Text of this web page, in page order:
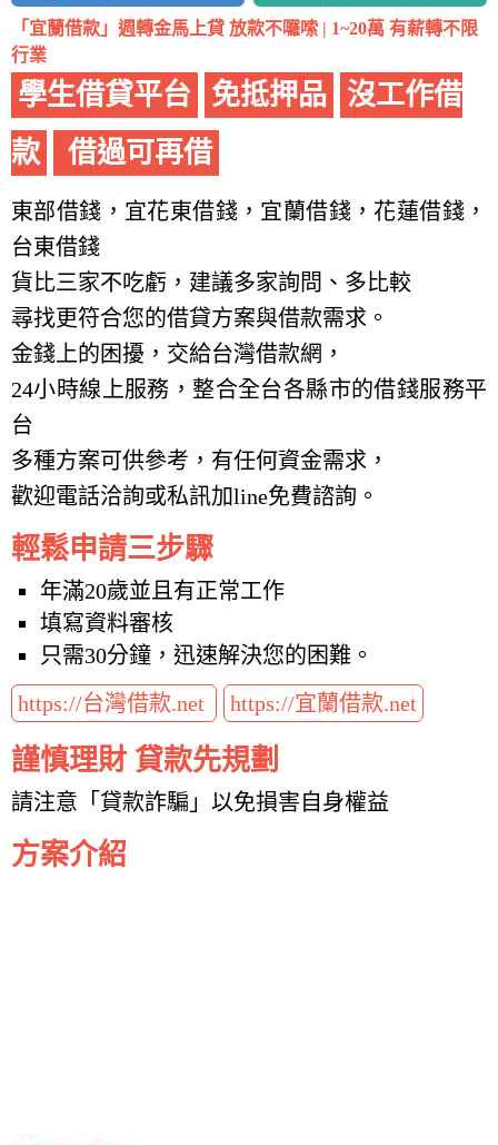
「宜蘭借款」週轉金馬上貸 放款不囉嗦 | 1~20萬 有薪轉不限
行業
學生借貸平台 免抵押品
沒工作借
款
借過可再借
東部借錢，宜花東借錢，宜蘭借錢，花蓮借錢，
台東借錢
貨比三家不吃虧，建議多家詢問、多比較
尋找更符合您的借貸方案與借款需求。
金錢上的困擾，交給台灣借款網，
24小時線上服務，整合全台各縣市的借錢服務平
台
多種方案可供參考，有任何資金需求，
歡迎電話洽詢或私訊加line免費諮詢。
輕鬆申請三步驟
年滿20歲並且有正常工作
填寫資料審核
只需30分鐘，迅速解決您的困難。
https://台灣借款.net
https://宜蘭借款.net
謹慎理財 貸款先規劃
請注意「貸款詐騙」以免損害自身權益
方案介紹